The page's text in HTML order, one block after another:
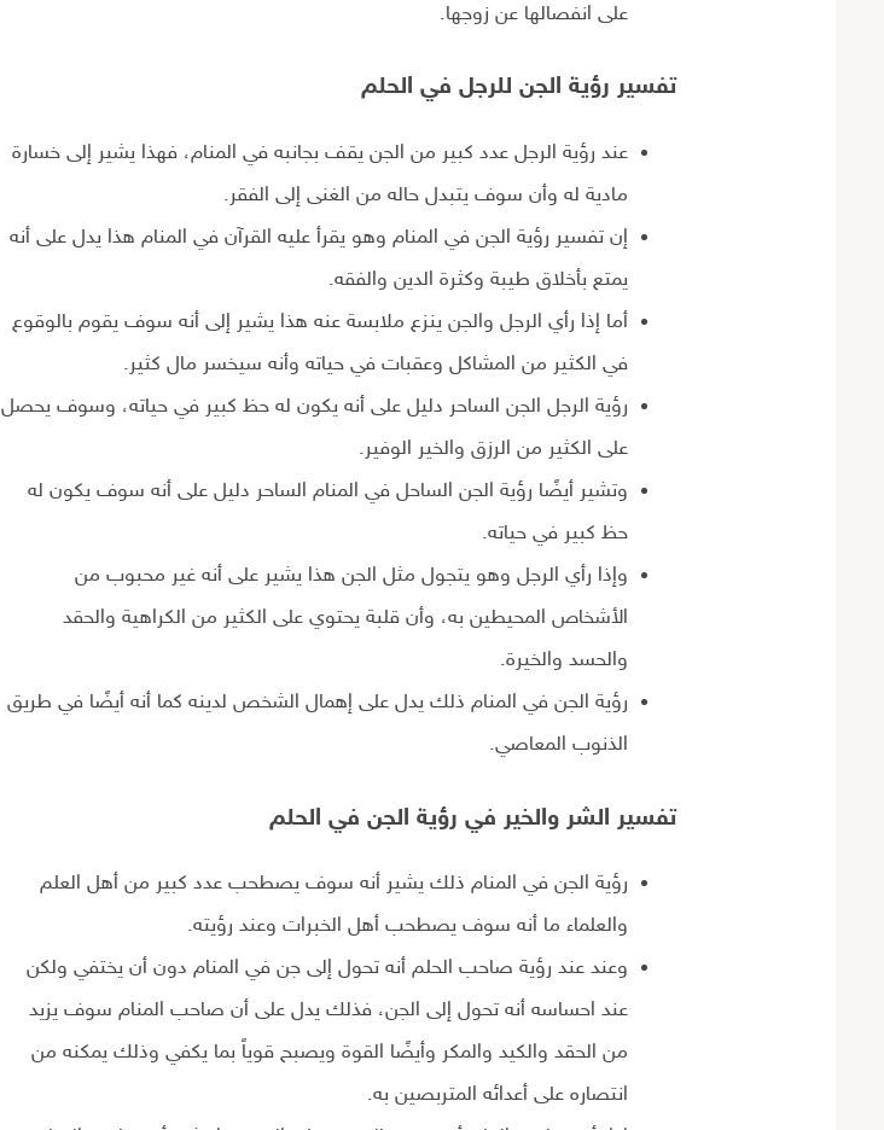
على انفصالها عن زوجها.
تفسير رؤية الجن للرجل في الحلم
عند رؤية الرجل عدد كبير من الجن يقف بجانبه في المنام، فهذا يشير إلى خسارة
مادية له وأن سوف يتبدل حاله من الغنى إلى الفقر.
إن تفسير رؤية الجن في المنام وهو يقرأ عليه القرآن في المنام هذا يدل على أنه
يمتع بأخلاق طيبة وكثرة الدين والفقه.
أما إذا رأي الرجل والجن ينزع ملابسة عنه هذا يشير إلى أنه سوف يقوم بالوقوع
في الكثير من المشاكل وعقبات في حياته وأنه سيخسر مال كثير.
رؤية الرجل الجن الساحر دليل على أنه يكون له حظ كبير في حياته، وسوف يحصل
على الكثير من الرزق والخير الوفير.
وتشير أيضًا رؤية الجن الساحل في المنام الساحر دليل على أنه سوف يكون له
حظ كبير في حياته.
وإذا رأي الرجل وهو يتجول مثل الجن هذا يشير على أنه غير محبوب من
الأشخاص المحيطين به، وأن قلبة يحتوي على الكثير من الكراهية والحقد
والحسد والخيرة.
رؤية الجن في المنام ذلك يدل على إهمال الشخص لدينه كما أنه أيضًا في طريق
الذنوب المعاصي.
تفسير الشر والخير في رؤية الجن في الحلم
رؤية الجن في المنام ذلك يشير أنه سوف يصطحب عدد كبير من أهل العلم
والعلماء ما أنه سوف يصطحب أهل الخبرات وعند رؤيته.
وعند عند رؤية صاحب الحلم أنه تحول إلى جن في المنام دون أن يختفي ولكن
عند احساسه أنه تحول إلى الجن، فذلك يدل على أن صاحب المنام سوف يزيد
من الحقد والكيد والمكر وأيضًا القوة ويصبح قوياً بما يكفي وذلك يمكنه من
انتصاره على أعدائه المتربصين به.